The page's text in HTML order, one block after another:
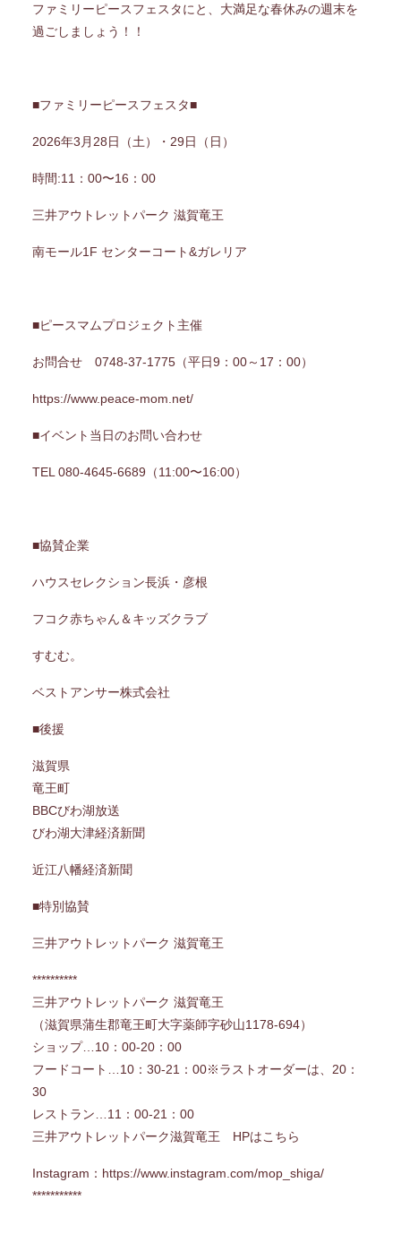
ファミリーピースフェスタにと、大満足な春休みの週末を
過ごしましょう！！
■ファミリーピースフェスタ■
2026年3月28日（土）・29日（日）
時間:11：00〜16：00
三井アウトレットパーク 滋賀竜王
南モール1F センターコート&ガレリア
■ピースマムプロジェクト主催
お問合せ 0748-37-1775（平日9：00～17：00）
https://www.peace-mom.net/
■イベント当日のお問い合わせ
TEL 080-4645-6689（11:00〜16:00）
■協賛企業
ハウスセレクション長浜・彦根
フコク赤ちゃん＆キッズクラブ
すむむ。
ベストアンサー株式会社
■後援
滋賀県
竜王町
BBCびわ湖放送
びわ湖大津経済新聞
近江八幡経済新聞
■特別協賛
三井アウトレットパーク 滋賀竜王
**********
三井アウトレットパーク 滋賀竜王
（滋賀県蒲生郡竜王町大字薬師字砂山1178-694）
ショップ…10：00-20：00
フードコート…10：30-21：00※ラストオーダーは、20：
30
レストラン…11：00-21：00
三井アウトレットパーク滋賀竜王 HPはこちら
Instagram： https://www.instagram.com/mop_shiga/
***********